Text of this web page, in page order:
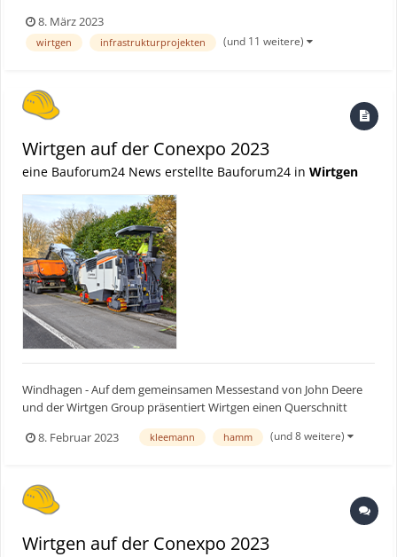
Dabei reichen die Lösungen vom Kaltfräsen über das Kaltrecycling,
den Einbau und die Verdichtung von Asphalt bis...
8. März 2023
wirtgen infrastrukturprojekten (und 11 weitere)
Wirtgen auf der Conexpo 2023
eine Bauforum24 News erstellte Bauforum24 in Wirtgen
Windhagen - Auf dem gemeinsamen Messestand von John Deere
und der Wirtgen Group präsentiert Wirtgen einen Querschnitt
seiner Premiumprodukte für das Kaltfräsen, das Recycling, die
Bodenstabilisierung und den Betoneinbau. Neben neun
8. Februar 2023 kleemann hamm (und 8 weitere)
Wirtgen auf der Conexpo 2023